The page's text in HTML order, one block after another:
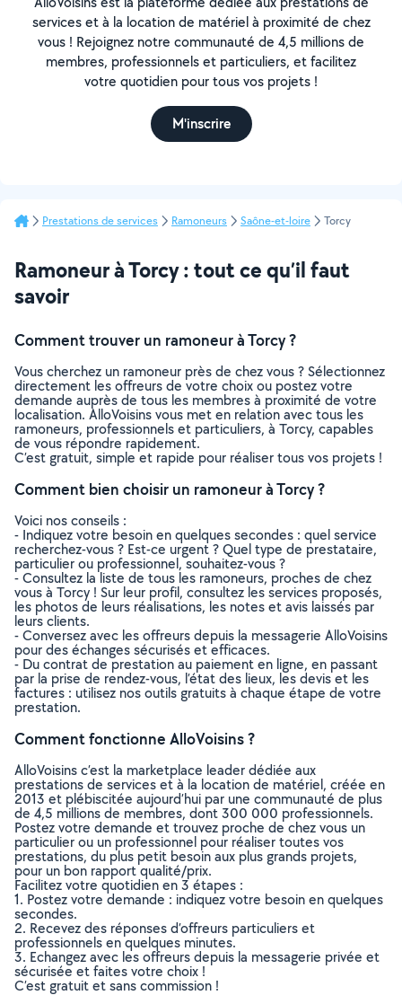
services et à la location de matériel à proximité de chez
vous ! Rejoignez notre communauté de 4,5 millions de
membres, professionnels et particuliers, et facilitez
votre quotidien pour tous vos projets !
M'inscrire
Prestations de services Ramoneurs Saône-et-loire Torcy
Ramoneur à Torcy : tout ce qu’il faut
savoir
Comment trouver un ramoneur à Torcy ?
Vous cherchez un ramoneur près de chez vous ? Sélectionnez
directement les offreurs de votre choix ou postez votre
demande auprès de tous les membres à proximité de votre
localisation. AlloVoisins vous met en relation avec tous les
ramoneurs, professionnels et particuliers, à Torcy, capables
de vous répondre rapidement.
C’est gratuit, simple et rapide pour réaliser tous vos projets !
Comment bien choisir un ramoneur à Torcy ?
Voici nos conseils :
- Indiquez votre besoin en quelques secondes : quel service
recherchez-vous ? Est-ce urgent ? Quel type de prestataire,
particulier ou professionnel, souhaitez-vous ?
- Consultez la liste de tous les ramoneurs, proches de chez
vous à Torcy ! Sur leur profil, consultez les services proposés,
les photos de leurs réalisations, les notes et avis laissés par
leurs clients.
- Conversez avec les offreurs depuis la messagerie AlloVoisins
pour des échanges sécurisés et efficaces.
- Du contrat de prestation au paiement en ligne, en passant
par la prise de rendez-vous, l’état des lieux, les devis et les
factures : utilisez nos outils gratuits à chaque étape de votre
prestation.
Comment fonctionne AlloVoisins ?
AlloVoisins c’est la marketplace leader dédiée aux
prestations de services et à la location de matériel, créée en
2013 et plébiscitée aujourd’hui par une communauté de plus
de 4,5 millions de membres, dont 300 000 professionnels.
Postez votre demande et trouvez proche de chez vous un
particulier ou un professionnel pour réaliser toutes vos
prestations, du plus petit besoin aux plus grands projets,
pour un bon rapport qualité/prix.
Facilitez votre quotidien en 3 étapes :
1. Postez votre demande : indiquez votre besoin en quelques
secondes.
2. Recevez des réponses d’offreurs particuliers et
professionnels en quelques minutes.
3. Echangez avec les offreurs depuis la messagerie privée et
sécurisée et faites votre choix !
C’est gratuit et sans commission !